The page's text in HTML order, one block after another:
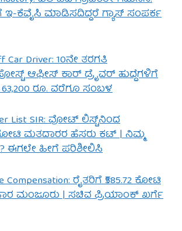
ಇ-ಕೆವೈಸಿ ಮಾಡಿಸದಿದ್ದರೆ ಗ್ಯಾಸ್ ಸಂಪರ್ಕ
Car Driver: 10ನೇ ತರಗತಿ
ಆಫೀಸ್ ಕಾರ್ ಡ್ರೈವರ್ ಹುದ್ದೆಗಳಿಗೆ
ರೂ. ವರೆಗೂ ಸಂಬಳ
List SIR: ವೋಟ್ ಲಿಸ್ಟ್‌ನಿಂದ
ಮತದಾರರ ಹೆಸರು ಕಟ್ | ನಿಮ್ಮ
ಈಗಲೇ ಹೀಗೆ ಪರಿಶೀಲಿಸಿ
Compensation: ರೈತರಿಗೆ ₹585.72 ಕೋಟಿ
ಮಂಜೂರು | ಸಚಿವ ಪ್ರಿಯಾಂಕ್ ಖರ್ಗೆ